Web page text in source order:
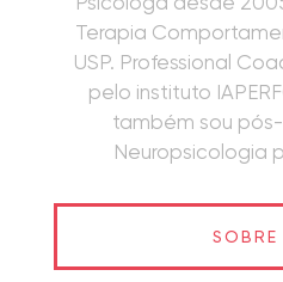
Terapia
USP. Professional
pelo instituto
também sou
Neuropsicologia
SOBRE